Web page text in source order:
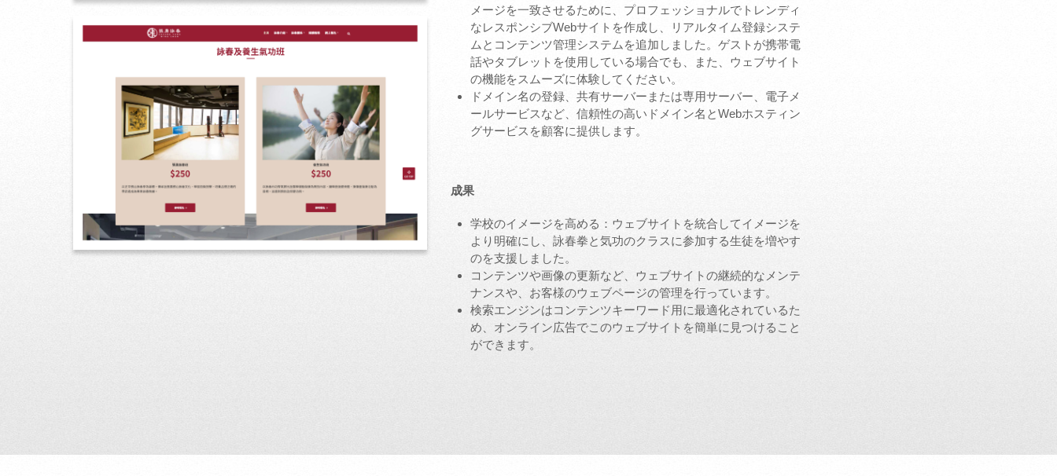
メージを一致させるために、プロフェッショナルでトレンディ
なレスポンシブWebサイトを作成し、リアルタイム登録システ
ムとコンテンツ管理システムを追加しました。ゲストが携帯電
話やタブレットを使用している場合でも、また、ウェブサイト
の機能をスムーズに体験してください。
ドメイン名の登録、共有サーバーまたは専用サーバー、電子メ
ールサービスなど、信頼性の高いドメイン名とWebホスティン
グサービスを顧客に提供します。
成果
学校のイメージを高める：ウェブサイトを統合してイメージを
より明確にし、詠春拳と気功のクラスに参加する生徒を増やす
のを支援しました。
コンテンツや画像の更新など、ウェブサイトの継続的なメンテ
ナンスや、お客様のウェブページの管理を行っています。
検索エンジンはコンテンツキーワード用に最適化されているた
め、オンライン広告でこのウェブサイトを簡単に見つけること
ができます。